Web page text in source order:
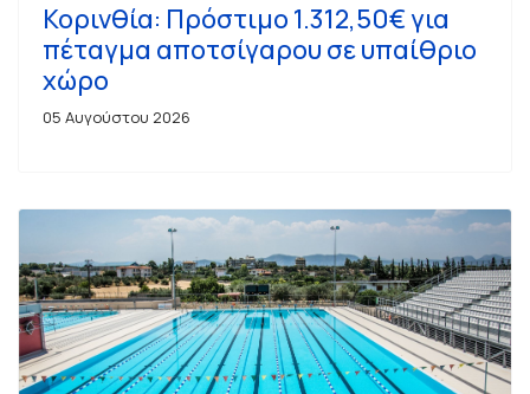
Κορινθία: Πρόστιμο 1.312,50€ για
πέταγμα αποτσίγαρου σε υπαίθριο
χώρο
05 Αυγούστου 2026